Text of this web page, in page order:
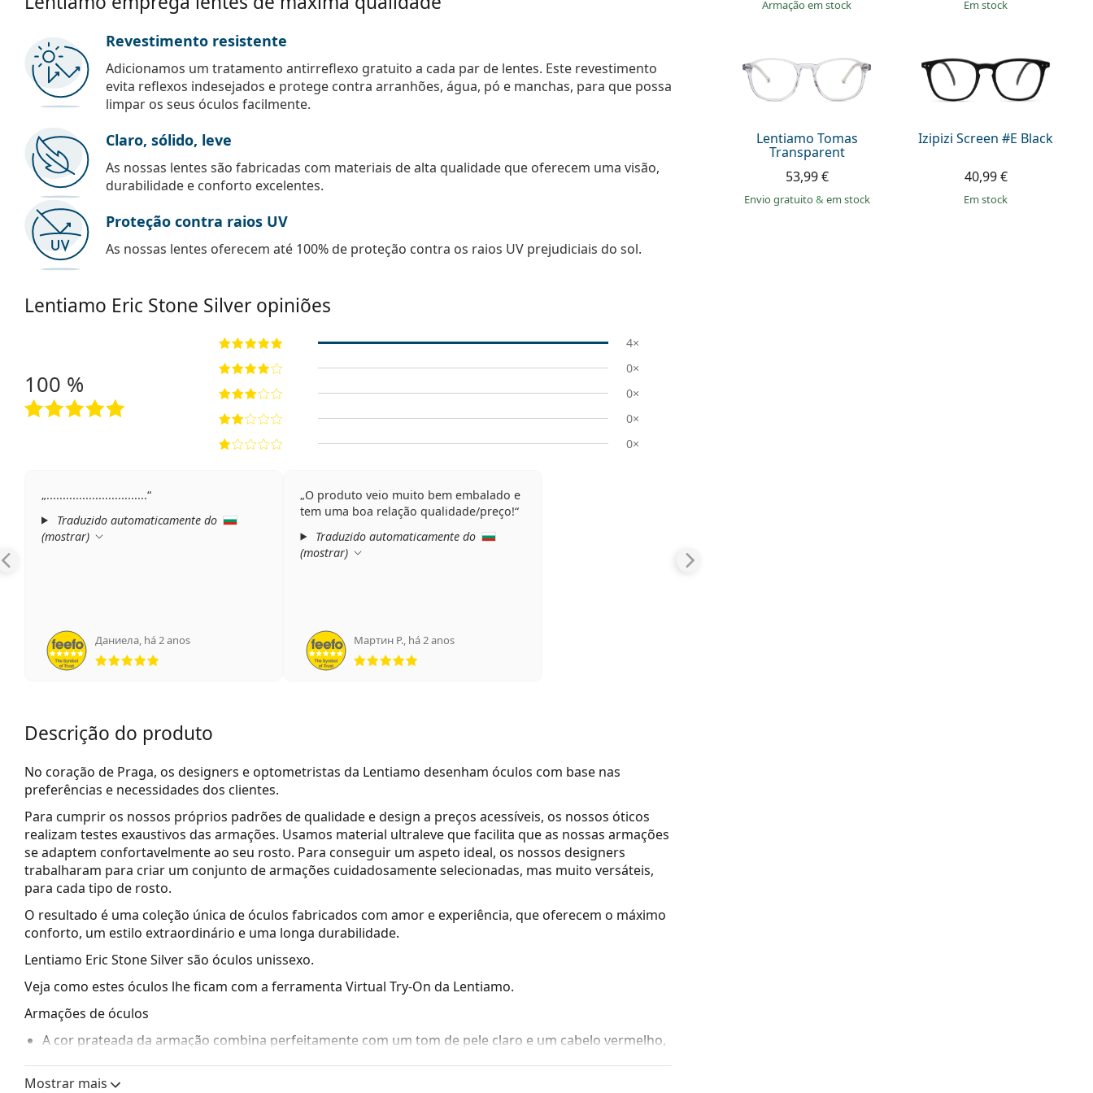
Armação em stock
em stock
Lentiamo Tomas
Transparent
53,99 €
Envio gratuito& em stock
Izipizi Screen #E Black
40,99 €
em stock
Revestimento resistente
Adicionamos um tratamento antirreflexo gratuito a cada par de lentes. Este revestimento
evita reflexos indesejados e protege contra arranhões, água, pó e manchas, para que possa
limpar os seus óculos facilmente.
Claro, sólido, leve
As nossas lentes são fabricadas com materiais de alta qualidade que oferecem uma visão,
durabilidade e conforto excelentes.
Proteção contra raios UV
As nossas lentes oferecem até 100% de proteção contra os raios UV prejudiciais do sol.
Lentiamo Eric Stone Silver opiniões
100 %
4×
0×
0×
0×
0×
...............................
Traduzido automaticamente do
(mostrar)
Даниела, há 2 anos
O produto veio muito bem embalado e
tem uma boa relação qualidade/preço!
Traduzido automaticamente do
(mostrar)
Мартин Р., há 2 anos
Descrição do produto
No coração de Praga, os designers e optometristas da Lentiamo desenham óculos com base nas
preferências e necessidades dos clientes.
Para cumprir os nossos próprios padrões de qualidade e design a preços acessíveis, os nossos óticos
realizam testes exaustivos das armações. Usamos material ultraleveque facilita que as nossas armações
se adaptem confortavelmente ao seu rosto. Para conseguir um aspeto ideal, os nossos designers
trabalharam para criar um conjunto de armações cuidadosamente selecionadas, mas muito versáteis,
para cada tipo de rosto.
O resultado é uma coleção única de óculos fabricados com amor e experiência, que oferecem o máximo
conforto, um estilo extraordinário e uma longa durabilidade.
Lentiamo Eric Stone Silversão óculos unissexo.
Veja como estes óculos lhe ficam com a ferramenta Virtual Try-On da Lentiamo.
Armações de óculos
A cor prateada da armação combina perfeitamente com um tom de pele claro e um cabelo vermelho,
As armações quadradas são uma opção ideal para quem tem uma forma de rosto redonda, oval ou
Mostrar mais